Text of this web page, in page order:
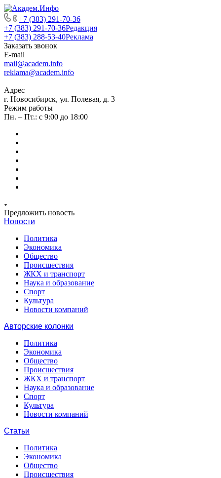
+7 (383) 291-70-36
+7 (383) 291-70-36Редакция
+7 (383) 288-53-40Реклама
Заказать звонок
E-mail
mail@academ.info
reklama@academ.info
Адрес
г. Новосибирск, ул. Полевая, д. 3
Режим работы
Пн. – Пт.: с 9:00 до 18:00
Предложить новость
Новости
Политика
Экономика
Общество
Происшествия
ЖКХ и транспорт
Наука и образование
Спорт
Культура
Новости компаний
Авторские колонки
Политика
Экономика
Общество
Происшествия
ЖКХ и транспорт
Наука и образование
Спорт
Культура
Новости компаний
Статьи
Политика
Экономика
Общество
Происшествия